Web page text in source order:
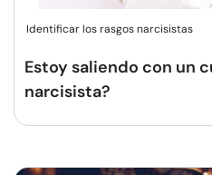
Identificar los rasgos narcisistas
Estoy saliendo con un
narcisista?